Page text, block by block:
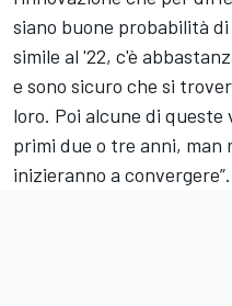
siano buone probabilità
simile al '22, c'è
e sono sicuro che si
loro. Poi alcune di
primi due o tre anni, man
inizieranno a convergere”.